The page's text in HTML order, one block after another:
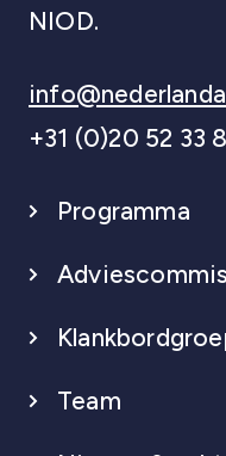
NIOD.
+31 (0)20 52 33
Programma
Team